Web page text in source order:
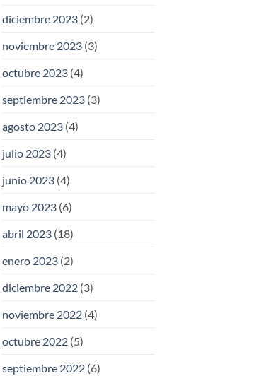
diciembre 2023(2)
noviembre 2023(3)
octubre 2023(4)
septiembre 2023(3)
agosto 2023(4)
julio 2023(4)
junio 2023(4)
mayo 2023(6)
abril 2023(18)
enero 2023(2)
diciembre 2022(3)
noviembre 2022(4)
octubre 2022(5)
septiembre 2022(6)